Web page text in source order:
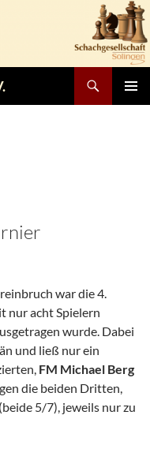
war die 4.
nur acht Spielern
wurde. Dabei
und ließ nur ein
FM Michael Berg
die beiden Dritten,
(beide 5/7), jeweils nur zu